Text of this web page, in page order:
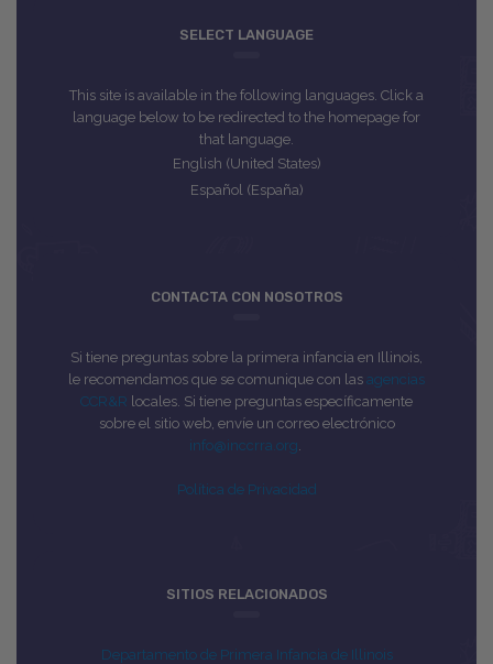
SELECT LANGUAGE
This site is available in the following languages. Click a
language below to be redirected to the homepage for
that language.
English (United States)
Español (España)
CONTACTA CON NOSOTROS
Si tiene preguntas sobre la primera infancia en Illinois,
le recomendamos que se comunique con las agencias
CCR&R locales. Si tiene preguntas específicamente
sobre el sitio web, envíe un correo electrónico
info@inccrra.org
Política de Privacidad
SITIOS RELACIONADOS
Departamento de Primera Infancia de Illinois